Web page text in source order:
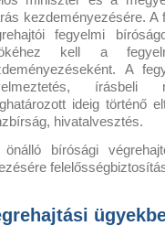
kezdeményezésére.
fegyelmi
kell a
A
írásbeli
ideig történő
hivatalvesztés.
bírósági